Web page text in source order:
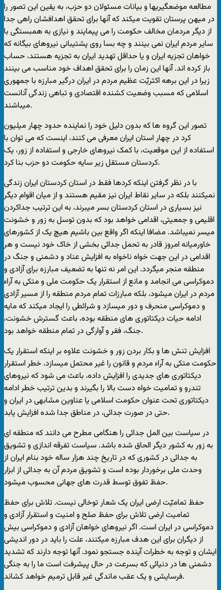
مطالعه موضعگیریها و بیانات مسئولان دو حزب، به یقین این تصور را
در میهن پرستان تقویت میکند که آنها برای تحقق اهدافشان راهی جدا
از دیگر مردمان مخالف حکومت را می پیمایند و نیازی به همبستگی با
سایر مردم ایران نمی بینند و چه بسا روی پشتیبانی نیروهای بیگانه که
خواهان تجزیه ایران و یا حداقل تهدید ایران به تجزیه هستند، حساب
باز کرده اند. آنها این زمان را برای تحقق اهداف خود مناسب می بینند
زیرا در این برهه اکثریّت عظیم مردم در ایران درگیر مبارزه با جمهوری
اسلامی که مسبب وضعیت کشنده اقتصادی و تباهی زندگی آنانست
میباشند.
تصور این گروه ها که بدون دلیل خود را نماینده حدود چهار میلیون
کرد در چهار استان ایران معرفی می کنند، اینست که می توان با
استفاده از این موقعیت، با کمک نیروهای خارجی و استفاده از زور، یک
کردستان مستقل زیر سایه حکومت دو حزب بنا کرد.
با در نظر گرفتن اینکه کردها فقط در استان کردستان ایران زندگی
نمیکنند بلکه در سایر نقاط ایران نیز مقیم هستند و از میان اقوام دیگر
نیز بسیاری در استان کردستان بسر میبرند، به این ترتیب جداکردن
اقلیمی و جمعیتی، اقدامی خواهد بود که بدون توسل به زور و خشونت
میسر نمیباشد. مضافا اینکه اگر واقع بین باشیم هیچ یک از کشورهای
خاورمیانه امروز قادر به تحمل جدائی بخشی از خاک خود نیست و هر
اقدامی در این جهت خواه ناخواه به افزایش عناد و دشمنی و جنگ در
منطقه منجر میگردد. این امر نه تنها به تضعیف مبارزه برای آزادی و
دموکراسی می انجامد و مانع از استقرار یک حکومت ملی و متکی به آراء
مردم در ایران میشود، بلکه مبارزات تمام مردم منطقه را از مسیر آزادی
و دموکراسی منحرف و دور میسازد و شرائطی را ایجاد میکند که مایه
ادامه حیات دیکتاتوری های منطقه بوده، باعث گسترش خشونت،
جنگ، فقر و آوارگی در تمام منطقه خواهد بود.
افزایش تنش ها و بکار بردن زور و خشونت علاوه بر اینکه استقرار یک
حکومت متکی به آراء مردم و قانون را غیر محتمل میسازد، خطر استقرار
دیکتاتوری های جدیدی را افزایش داده، باعث می شود که نیروهای
تندرو و تمامیت خواه دست بالا را بگیرند و بدین ترتیب خطر ادامه
دیکتاتوری تحت عنوان حکومت اسلامی یا عناوین مشابهی در ایران و
حتی در صورت جدائی، در مناطق جدا شده افزایش یابد.
در سیاست بین المل جدائی را هنگامی مطرح می دانند که منطقه ای
به زور به کشور دیگر الحاق شده باشد. سیاست تفرقه اندازی و تشویق
به جدائی در کشوری که در تاریخ چند هزار ساله خود بنام ایران از
وحدت ملی برخوردار بوده است و تشویق مردم آن به جدائی از ابزار
حفظ تفوق توسط قدرت های جهانی محسوب میشود.
حفظ تمامیّت ارضی ایران یک شعار توخالی نیست. تلاش برای حفظ
تمامیت ارضی تلاش برای حفظ صلح و امنیت و استقرار آزادی و
دموکراسی در ایران است. اگر نیروهای خواهان آزادی و دموکراسی بیش
از دیگران برای این هدف مبارزه میکنند، علت را باید در دور اندیشی
ایشان و توجه به خطرات آینده جستجو نمود. آنها توجه دارند که تشدید
دشمنی ها در دنیائی که بسرعت در حال پیشرفت است ما را به جنگی
فرسایشی و یک عقب ماندگی غیر قابل ترمیم خواهد کشاند.